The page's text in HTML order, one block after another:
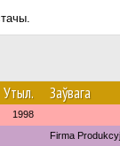
Утыл. Заўвага
1998
Firma